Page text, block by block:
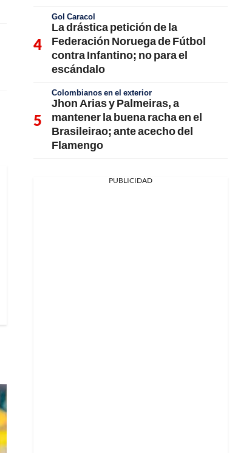
Gol Caracol
La drástica petición de la
Federación Noruega de Fútbol
contra Infantino; no para el
escándalo
Colombianos en el exterior
Jhon Arias y Palmeiras, a
mantener la buena racha en el
Brasileirao; ante acecho del
Flamengo
PUBLICIDAD